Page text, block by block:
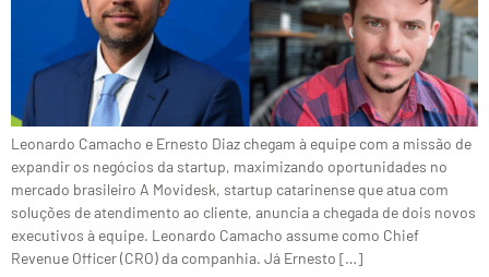
Leonardo Camacho e Ernesto Diaz chegam à equipe com a missão de
expandir os negócios da startup, maximizando oportunidades no
mercado brasileiro A Movidesk, startup catarinense que atua com
soluções de atendimento ao cliente, anuncia a chegada de dois novos
executivos à equipe. Leonardo Camacho assume como Chief
Revenue Officer (CRO) da companhia. Já Ernesto […]